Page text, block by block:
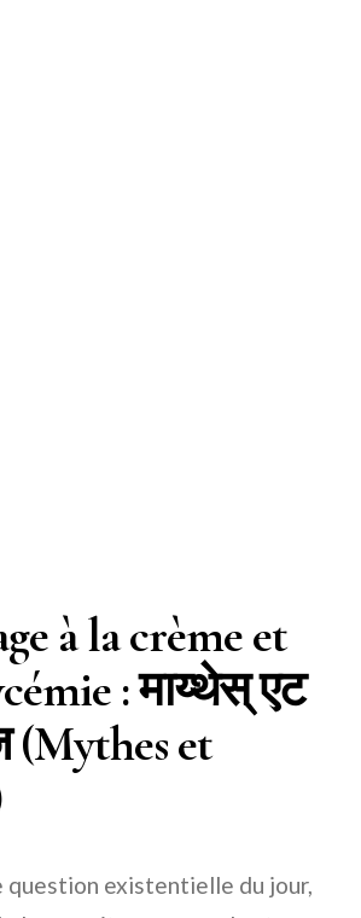
à la crème et
: माय्थेस् एट
(Mythes et
question existentielle du jour,